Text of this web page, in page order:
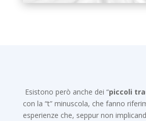
Esistono però anche dei “piccoli
con la “t” minuscola, che fanno
esperienze che, seppur non